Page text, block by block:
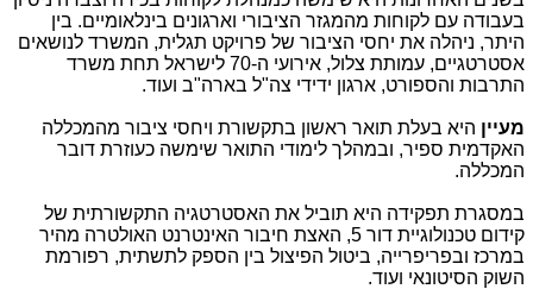
בעבודה עם לקוחות מהמגזר הציבורי וארגונים בינלאומיים. בין
היתר, ניהלה את יחסי הציבור של פרויקט תגלית, המשרד לנושאים
אסטרטגיים, עמותת צלול, אירועי ה-70 לישראל תחת משרד
התרבות והספורט, ארגון ידידי צה"ל בארה"ב ועוד.
מעיין היא בעלת תואר ראשון בתקשורת ויחסי ציבור מהמכללה
האקדמית ספיר, ובמהלך לימודי התואר שימשה כעוזרת דובר
המכללה.
במסגרת תפקידה היא תוביל את האסטרטגיה התקשורתית של
קידום טכנולוגיית דור 5, האצת חיבור האינטרנט האולטרה מהיר
במרכז ובפריפרייה, ביטול הפיצול בין הספק לתשתית, רפורמת
השוק הסיטונאי ועוד.